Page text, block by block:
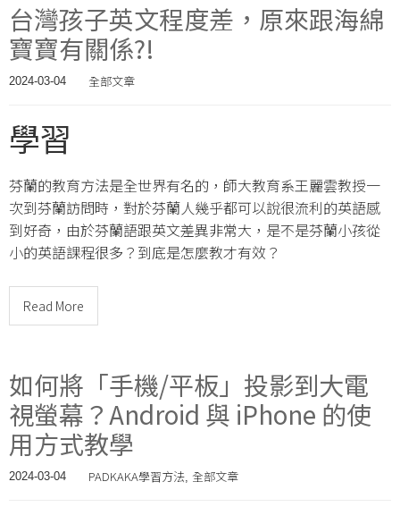
台灣孩子英文程度差，原來跟海綿
寶寶有關係?!
2024-03-04 全部文章
學習
芬蘭的教育方法是全世界有名的，師大教育系王麗雲教授一
次到芬蘭訪問時，對於芬蘭人幾乎都可以說很流利的英語感
到好奇，由於芬蘭語跟英文差異非常大，是不是芬蘭小孩從
小的英語課程很多？到底是怎麼教才有效？
Read More
如何將「手機/平板」投影到大電
視螢幕？Android 與 iPhone 的使
用方式教學
2024-03-04 PADKAKA學習方法, 全部文章